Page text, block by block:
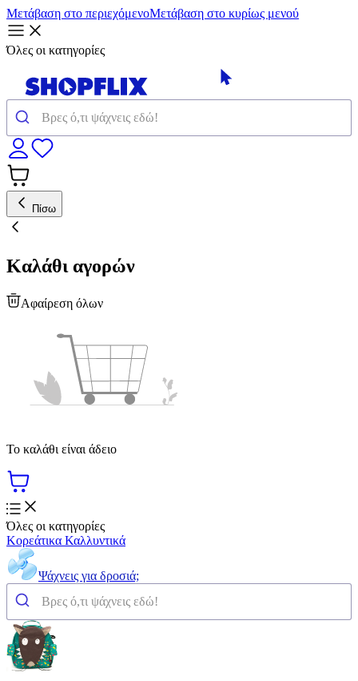
Μετάβαση στο περιεχόμενοΜετάβαση στο κυρίως μενού
Όλες οι κατηγορίες
Πίσω
Καλάθι αγορών
Αφαίρεση όλων
Το καλάθι είναι άδειο
Όλες οι κατηγορίες
Κορεάτικα Καλλυντικά
Ψάχνεις για δροσιά;